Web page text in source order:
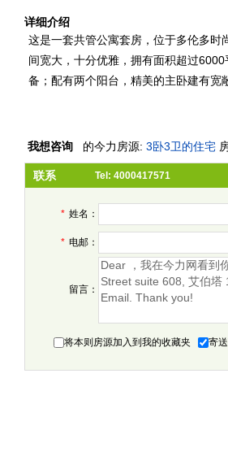
详细介绍
这是一套共管公寓套房，位于多伦多时
间宽大，十分优雅，拥有面积超过
备；配有两个阳台，精美的主卧建有
我想咨询 的今力房源: 3卧3卫的住宅
联系 Tel: 4000417571
* 姓名：
* 电邮：
留言：
将本则房源加入到我的收藏夹 寄